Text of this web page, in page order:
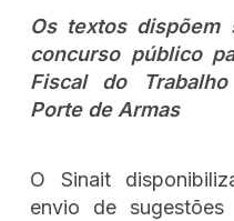
Os textos dispõem
concurso público
Fiscal do
Porte de Armas
O Sinait
envio de